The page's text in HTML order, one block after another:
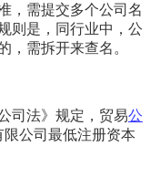
，需提交多个公司名
则是，同行业中，公
，需拆开来查名。
司法》规定，贸易公
公司最低注册资本